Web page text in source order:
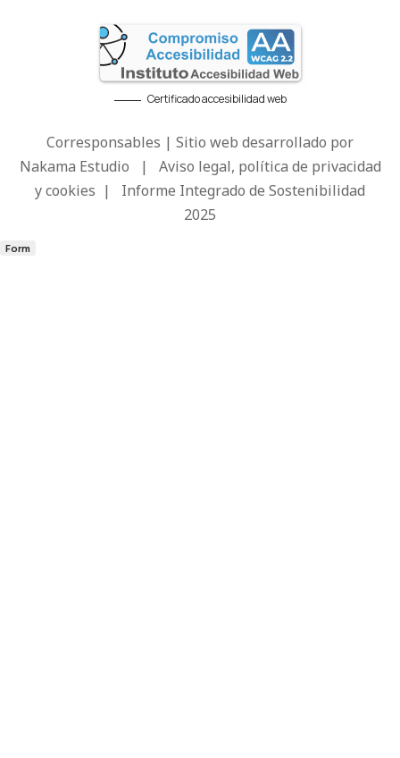
Certificado accesibilidad web
Corresponsables | Sitio web desarrollado por
Nakama Estudio | Aviso legal, política de privacidad
y cookies | Informe Integrado de Sostenibilidad
2025
Form